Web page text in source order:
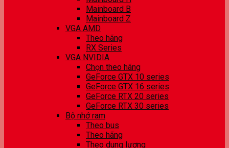
Mainboard B
Mainboard Z
VGA AMD
Theo hãng
RX Series
VGA NVIDIA
Chọn theo hãng
GeForce GTX 10 series
GeForce GTX 16 series
GeForce RTX 20 series
GeForce RTX 30 series
Bộ nhớ ram
Theo bus
Theo hãng
Theo dung lượng